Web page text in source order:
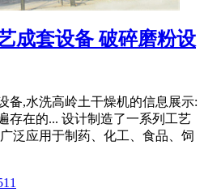
成套设备 破碎磨粉设
备,水洗高岭土干燥机的信息展示:
存在的... 设计制造了一系列工艺
泛应用于制药、化工、食品、饲